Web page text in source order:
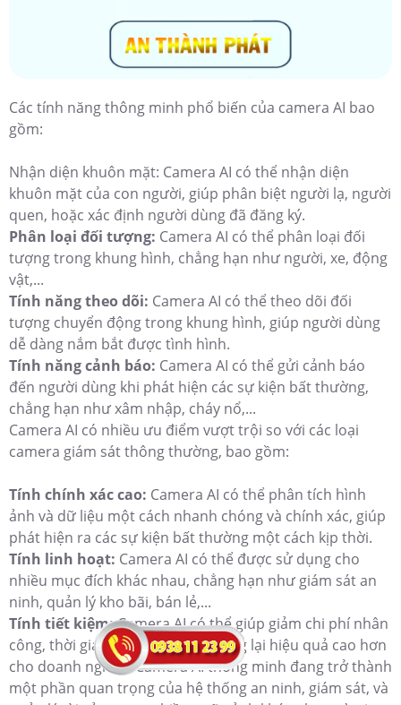
Các tính năng thông minh phổ biến của camera AI bao
gồm:
Nhận diện khuôn mặt: Camera AI có thể nhận diện
khuôn mặt của con người, giúp phân biệt người lạ, người
quen, hoặc xác định người dùng đã đăng ký.
Phân loại đối tượng: Camera AI có thể phân loại đối
tượng trong khung hình, chẳng hạn như người, xe, động
vật,...
Tính năng theo dõi: Camera AI có thể theo dõi đối
tượng chuyển động trong khung hình, giúp người dùng
dễ dàng nắm bắt được tình hình.
Tính năng cảnh báo: Camera AI có thể gửi cảnh báo
đến người dùng khi phát hiện các sự kiện bất thường,
chẳng hạn như xâm nhập, cháy nổ,...
Camera AI có nhiều ưu điểm vượt trội so với các loại
camera giám sát thông thường, bao gồm:
Tính chính xác cao: Camera AI có thể phân tích hình
ảnh và dữ liệu một cách nhanh chóng và chính xác, giúp
phát hiện ra các sự kiện bất thường một cách kịp thời.
Tính linh hoạt: Camera AI có thể được sử dụng cho
nhiều mục đích khác nhau, chẳng hạn như giám sát an
ninh, quản lý kho bãi, bán lẻ,...
Tính tiết kiệm:Camera AI có thể giúp giảm chi phí nhân
công, thời gian và tài nguyên, mang lại hiệu quả cao hơn
cho doanh nghiệp.Camera AI thông minh đang trở thành
một phần quan trọng của hệ thống an ninh, giám sát, và